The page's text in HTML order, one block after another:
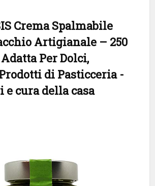
Crema Spalmabile
Artigianale – 250
Per Dolci,
di Pasticceria -
cura della casa